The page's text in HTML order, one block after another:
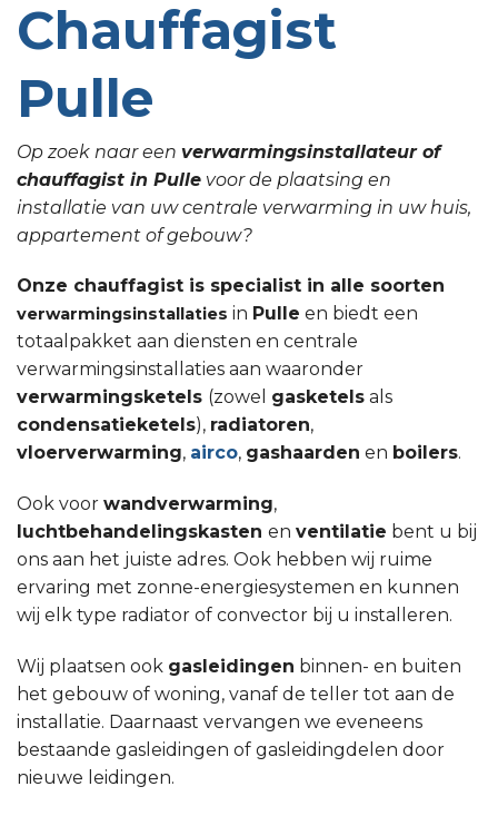
Chauffagist
Pulle
Op zoek naar een verwarmingsinstallateur of
chauffagist in Pulle voor de plaatsing en
installatie van uw centrale verwarming in uw huis,
appartement of gebouw?
Onze chauffagist is specialist in alle soorten
verwarmingsinstallaties in Pulle en biedt een
totaalpakket aan diensten en centrale
verwarmingsinstallaties aan waaronder
verwarmingsketels (zowel gasketels als
condensatieketels), radiatoren,
vloerverwarming, airco, gashaarden en boilers.
Ook voor wandverwarming,
luchtbehandelingskasten en ventilatie bent u bij
ons aan het juiste adres. Ook hebben wij ruime
ervaring met zonne-energiesystemen en kunnen
wij elk type radiator of convector bij u installeren.
Wij plaatsen ook gasleidingen binnen- en buiten
het gebouw of woning, vanaf de teller tot aan de
installatie. Daarnaast vervangen we eveneens
bestaande gasleidingen of gasleidingdelen door
nieuwe leidingen.